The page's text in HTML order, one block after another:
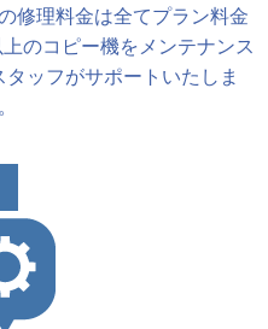
修理料金は全てプラン料金
のコピー機をメンテナンス
ッフがサポートいたしま